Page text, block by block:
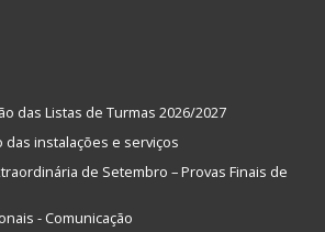
das Listas de Turmas 2026/2027
das instalações e serviços
de Setembro – Provas Finais de
- Comunicação